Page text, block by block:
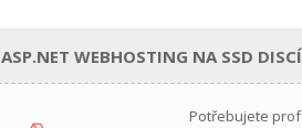
ASP.NET WEBHOSTING NA SSD
Potřebujete